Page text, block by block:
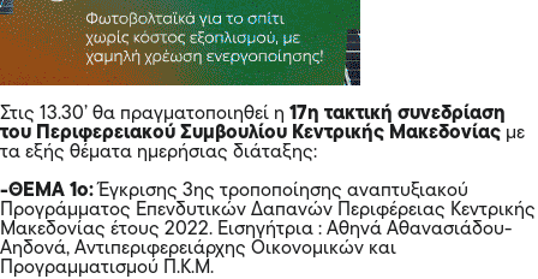
Στις 13.30’ θα πραγματοποιηθεί η 17η τακτική συνεδρίαση
του Περιφερειακού Συμβουλίου Κεντρικής Μακεδονίας με
τα εξής θέματα ημερήσιας διάταξης:
-ΘΕΜΑ 1ο:Έγκρισης 3ης τροποποίησης αναπτυξιακού
Προγράμματος Επενδυτικών Δαπανών Περιφέρειας Κεντρικής
Μακεδονίας έτους 2022. Εισηγήτρια : Αθηνά Αθανασιάδου-
Αηδονά, Αντιπεριφερειάρχης Οικονομικών και
Προγραμματισμού Π.Κ.Μ.